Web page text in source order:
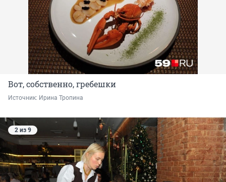
Вот, собственно, гребешки
Источник: Ирина Тропина
2 из 9